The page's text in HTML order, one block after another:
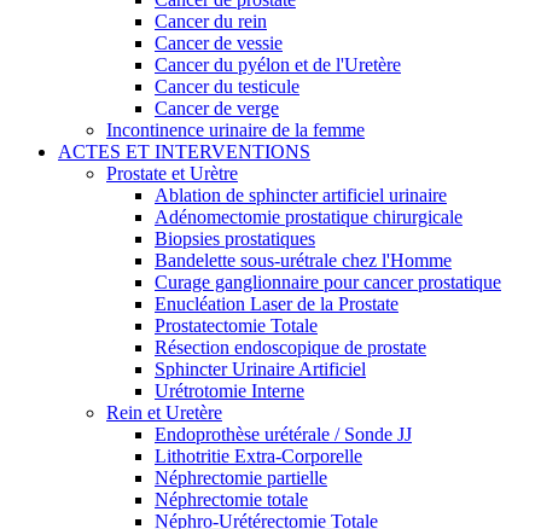
Cancer du rein
Cancer de vessie
Cancer du pyélon et de l'Uretère
Cancer du testicule
Cancer de verge
Incontinence urinaire de la femme
ACTES ET INTERVENTIONS
Prostate et Urètre
Ablation de sphincter artificiel urinaire
Adénomectomie prostatique chirurgicale
Biopsies prostatiques
Bandelette sous-urétrale chez l'Homme
Curage ganglionnaire pour cancer prostatique
Enucléation Laser de la Prostate
Prostatectomie Totale
Résection endoscopique de prostate
Sphincter Urinaire Artificiel
Urétrotomie Interne
Rein et Uretère
Endoprothèse urétérale / Sonde JJ
Lithotritie Extra-Corporelle
Néphrectomie partielle
Néphrectomie totale
Néphro-Urétérectomie Totale